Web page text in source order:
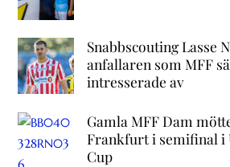
Snabbscouting Lasse
anfallaren som MFF
intresserade av
Gamla MFF Dam
Frankfurt i semifinal i
Cup